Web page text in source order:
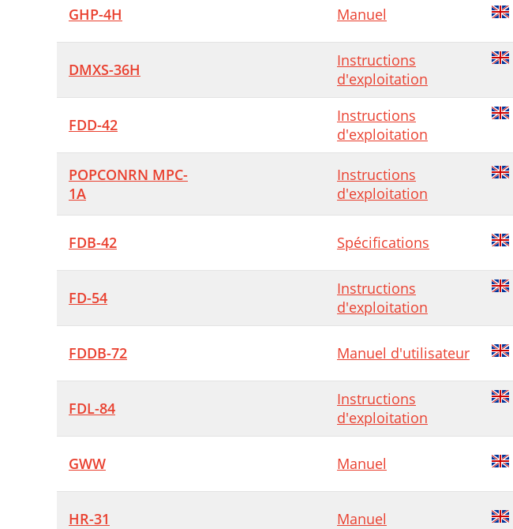
GHP-4H Manuel
DMXS-36H
Instructions
d'exploitation
FDD-42
Instructions
d'exploitation
POPCONRN MPC-
1A
Instructions
d'exploitation
FDB-42 Spécifications
FD-54
Instructions
d'exploitation
FDDB-72 Manuel d'utilisateur
FDL-84
Instructions
d'exploitation
GWW Manuel
HR-31 Manuel